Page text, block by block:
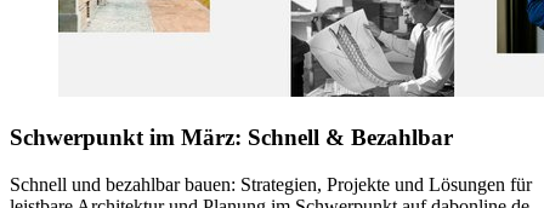
Schwerpunkt im März: Schnell & Bezahlbar
Schnell und bezahlbar bauen: Strategien, Projekte und Lösungen für